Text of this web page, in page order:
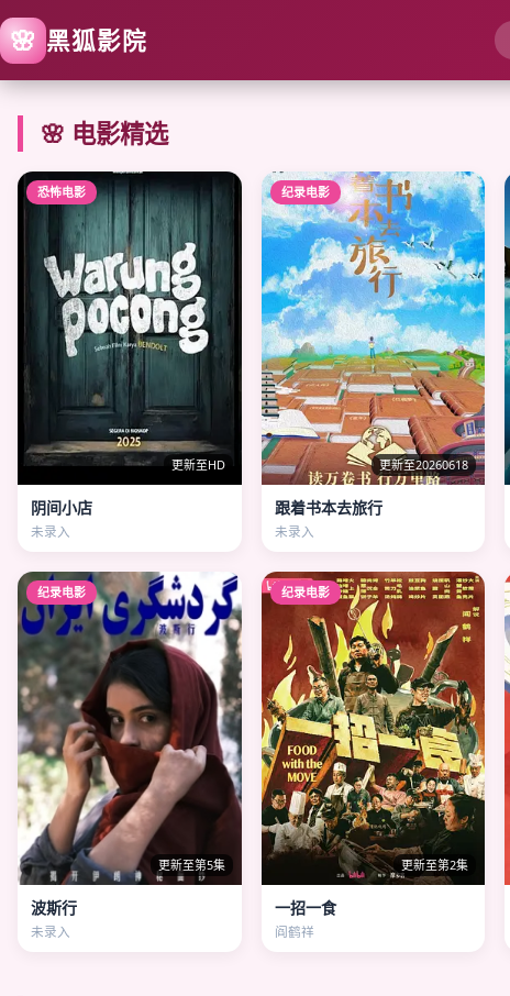
🌸 黑狐影院
🌸 电影精选
恐怖电影
更新至HD
阴间小店
未录入
纪录电影
更新至20260618
跟着书本去旅行
未录入
纪录电影
更新至第5集
波斯行
未录入
纪录电影
更新至第2集
一招一食
阎鹤祥